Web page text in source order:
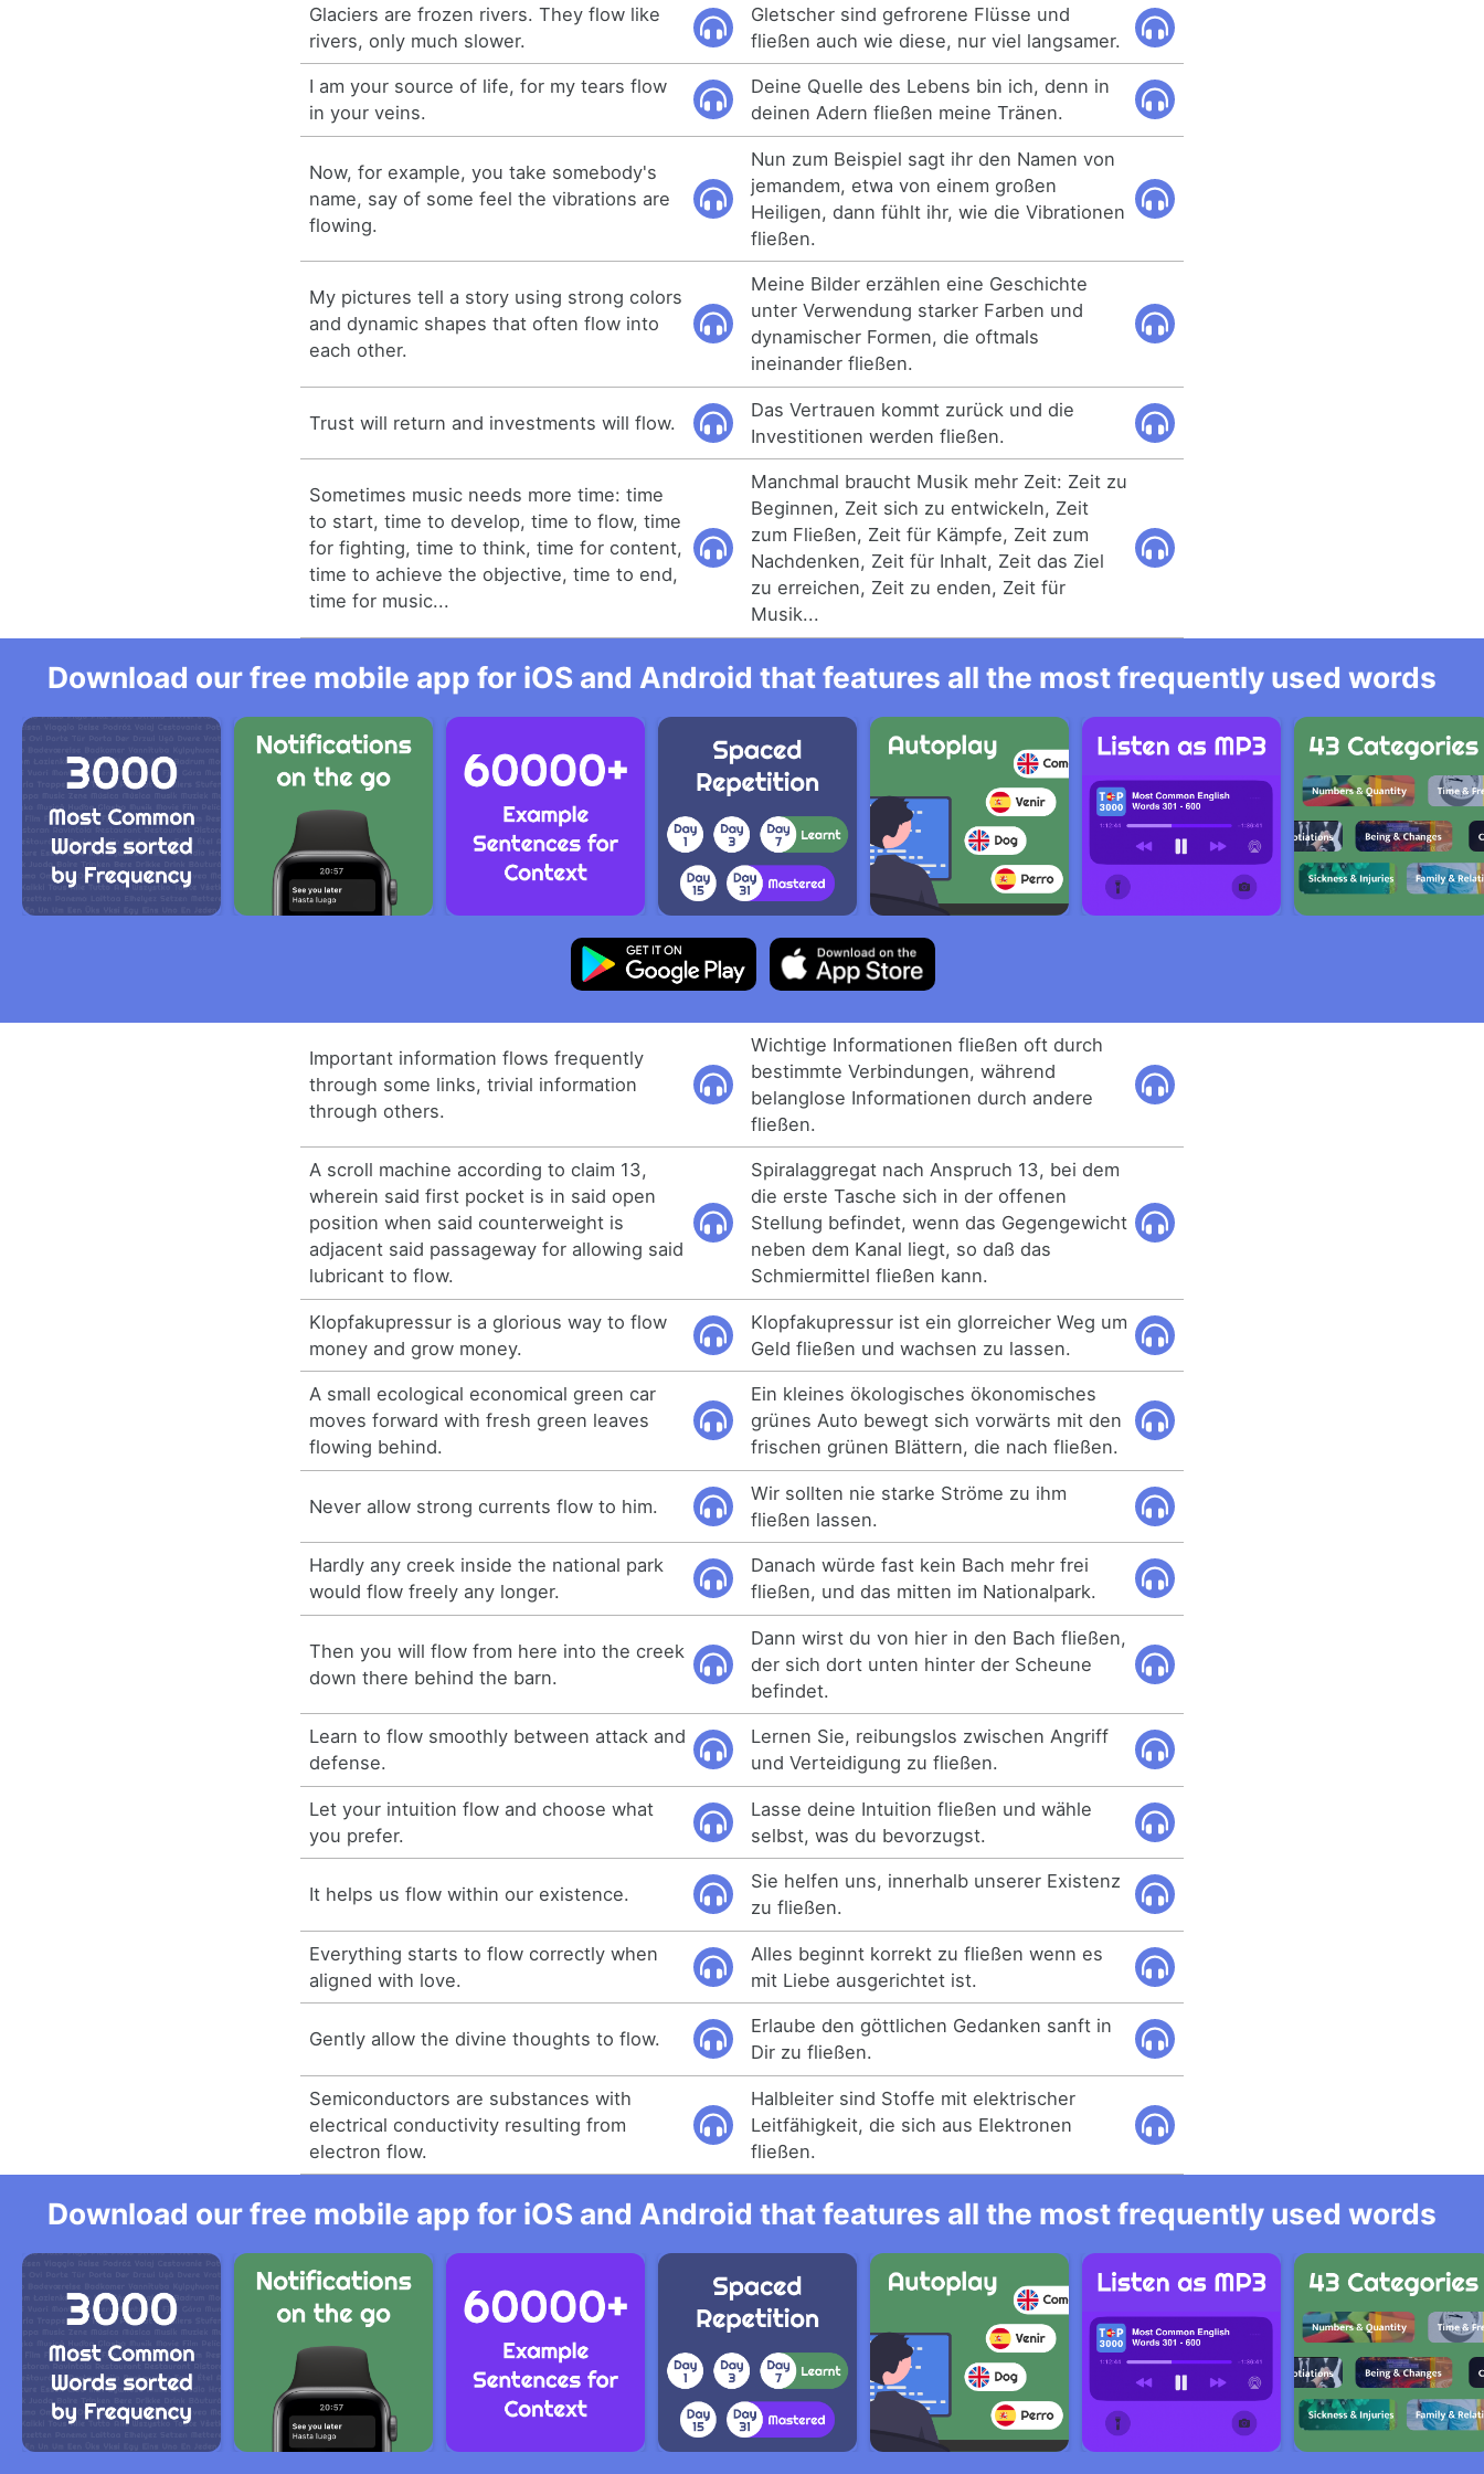
Glaciers are frozen rivers. They flow like
rivers, only much slower.
Gletscher sind gefrorene Flüsse und
fließen auch wie diese, nur viel langsamer.
I am your source of life, for my tears flow
in your veins.
Deine Quelle des Lebens bin ich, denn in
deinen Adern fließen meine Tränen.
Now, for example, you take somebody's
name, say of some feel the vibrations are
flowing.
Nun zum Beispiel sagt ihr den Namen von
jemandem, etwa von einem großen
Heiligen, dann fühlt ihr, wie die Vibrationen
fließen.
My pictures tell a story using strong colors
and dynamic shapes that often flow into
each other.
Meine Bilder erzählen eine Geschichte
unter Verwendung starker Farben und
dynamischer Formen, die oftmals
ineinander fließen.
Trust will return and investments will flow.
Das Vertrauen kommt zurück und die
Investitionen werden fließen.
Sometimes music needs more time: time
to start, time to develop, time to flow, time
for fighting, time to think, time for content,
time to achieve the objective, time to end,
time for music...
Manchmal braucht Musik mehr Zeit: Zeit zu
Beginnen, Zeit sich zu entwickeln, Zeit
zum Fließen, Zeit für Kämpfe, Zeit zum
Nachdenken, Zeit für Inhalt, Zeit das Ziel
zu erreichen, Zeit zu enden, Zeit für
Musik...
Download our free mobile app for iOS and Android that features all the most frequently used words
Important information flows frequently
through some links, trivial information
through others.
Wichtige Informationen fließen oft durch
bestimmte Verbindungen, während
belanglose Informationen durch andere
fließen.
A scroll machine according to claim 13,
wherein said first pocket is in said open
position when said counterweight is
adjacent said passageway for allowing said
lubricant to flow.
Spiralaggregat nach Anspruch 13, bei dem
die erste Tasche sich in der offenen
Stellung befindet, wenn das Gegengewicht
neben dem Kanal liegt, so daß das
Schmiermittel fließen kann.
Klopfakupressur is a glorious way to flow
money and grow money.
Klopfakupressur ist ein glorreicher Weg um
Geld fließen und wachsen zu lassen.
A small ecological economical green car
moves forward with fresh green leaves
flowing behind.
Ein kleines ökologisches ökonomisches
grünes Auto bewegt sich vorwärts mit den
frischen grünen Blättern, die nach fließen.
Never allow strong currents flow to him.
Wir sollten nie starke Ströme zu ihm
fließen lassen.
Hardly any creek inside the national park
would flow freely any longer.
Danach würde fast kein Bach mehr frei
fließen, und das mitten im Nationalpark.
Then you will flow from here into the creek
down there behind the barn.
Dann wirst du von hier in den Bach fließen,
der sich dort unten hinter der Scheune
befindet.
Learn to flow smoothly between attack and
defense.
Lernen Sie, reibungslos zwischen Angriff
und Verteidigung zu fließen.
Let your intuition flow and choose what
you prefer.
Lasse deine Intuition fließen und wähle
selbst, was du bevorzugst.
It helps us flow within our existence.
Sie helfen uns, innerhalb unserer Existenz
zu fließen.
Everything starts to flow correctly when
aligned with love.
Alles beginnt korrekt zu fließen wenn es
mit Liebe ausgerichtet ist.
Gently allow the divine thoughts to flow.
Erlaube den göttlichen Gedanken sanft in
Dir zu fließen.
Semiconductors are substances with
electrical conductivity resulting from
electron flow.
Halbleiter sind Stoffe mit elektrischer
Leitfähigkeit, die sich aus Elektronen
fließen.
Download our free mobile app for iOS and Android that features all the most frequently used words